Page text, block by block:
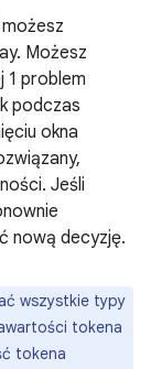
Możesz
1 problem
podczas
okna
Jeśli
nową decyzję.
wszystkie typy
tokena
tokena